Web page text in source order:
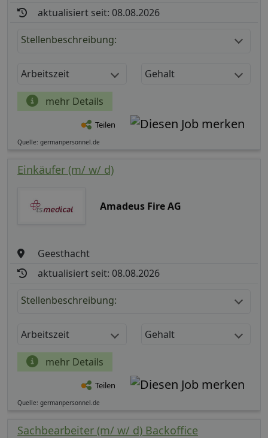
aktualisiert seit: 08.08.2026
Stellenbeschreibung:
Arbeitszeit Gehalt
mehr Details
Teilen
Quelle: germanpersonnel.de
Einkäufer (m/ w/ d)
Amadeus Fire AG
Geesthacht
aktualisiert seit: 08.08.2026
Stellenbeschreibung:
Arbeitszeit Gehalt
mehr Details
Teilen
Quelle: germanpersonnel.de
Sachbearbeiter (m/ w/ d) Backoffice